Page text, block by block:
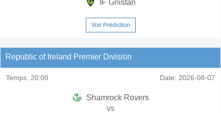
IF Gnistan
Voir Prédiction
Republic of Ireland Premier Division
Temps: 20:00 Date: 2026-08-07
Shamrock Rovers
vs